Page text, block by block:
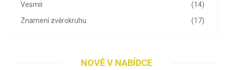
(14)
Vesmír
(17)
Znamení zvěrokruhu
NOVĚ V NABÍDCE